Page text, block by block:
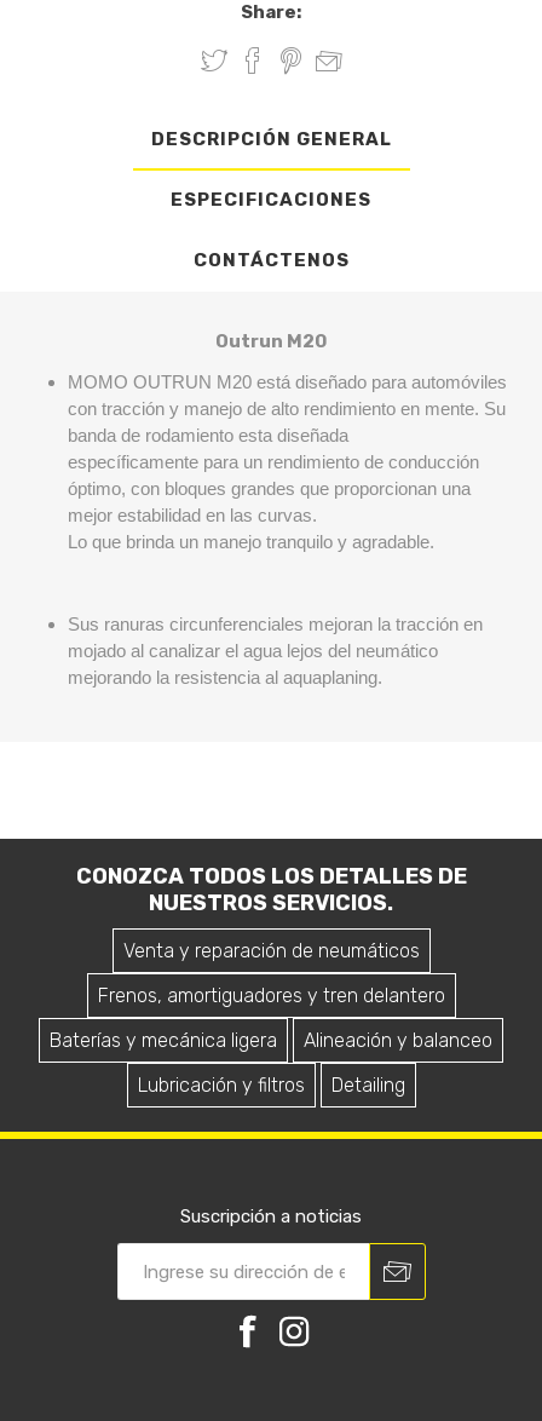
Share:
DESCRIPCIÓN GENERAL
ESPECIFICACIONES
CONTÁCTENOS
Outrun M20
MOMO OUTRUN M20 está diseñado para automóviles
con tracción y manejo de alto rendimiento en mente. Su
banda de rodamiento esta diseñada
específicamente para un rendimiento de conducción
óptimo, con bloques grandes que proporcionan una
mejor estabilidad en las curvas.
Lo que brinda un manejo tranquilo y agradable.
Sus ranuras circunferenciales mejoran la tracción en
mojado al canalizar el agua lejos del neumático
mejorando la resistencia al aquaplaning.
CONOZCA TODOS LOS DETALLES DE
NUESTROS SERVICIOS.
Venta y reparación de neumáticos
Frenos, amortiguadores y tren delantero
Baterías y mecánica ligera
Alineación y balanceo
Lubricación y filtros
Detailing
Suscripción a noticias